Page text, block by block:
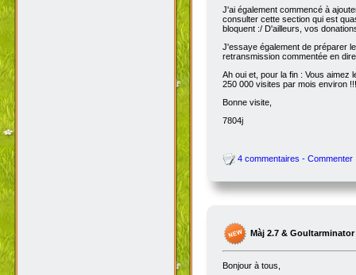
J'ai également commencé à
consulter cette section qui est
bloquent :/ D'ailleurs, vos
J'essaye également de préparer
retransmission commentée en
Ah oui et, pour la fin : Vous
250 000 visites par mois environ !!!
Bonne visite,
7804j
4 commentaires - Commenter
Màj 2.7 & Goultarminator
Bonjour à tous,